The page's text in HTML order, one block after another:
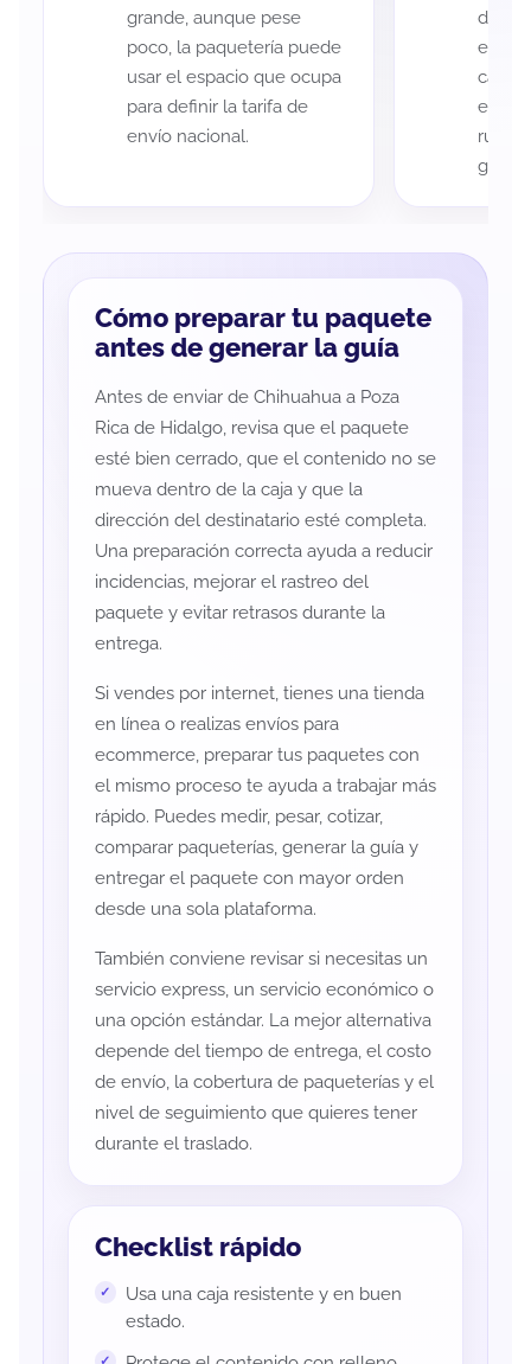
grande, aunque pese
poco, la paquetería puede
usar el espacio que ocupa
para definir la tarifa de
envío nacional.
de
cada
es
ruta
guía
Cómo preparar tu paquete
antes de generar la guía
Antes de enviar de Chihuahua a Poza
Rica de Hidalgo, revisa que el paquete
esté bien cerrado, que el contenido no se
mueva dentro de la caja y que la
dirección del destinatario esté completa.
Una preparación correcta ayuda a reducir
incidencias, mejorar el rastreo del
paquete y evitar retrasos durante la
entrega.
Si vendes por internet, tienes una tienda
en línea o realizas envíos para
ecommerce, preparar tus paquetes con
el mismo proceso te ayuda a trabajar más
rápido. Puedes medir, pesar, cotizar,
comparar paqueterías, generar la guía y
entregar el paquete con mayor orden
desde una sola plataforma.
También conviene revisar si necesitas un
servicio express, un servicio económico o
una opción estándar. La mejor alternativa
depende del tiempo de entrega, el costo
de envío, la cobertura de paqueterías y el
nivel de seguimiento que quieres tener
durante el traslado.
Checklist rápido
Usa una caja resistente y en buen
estado.